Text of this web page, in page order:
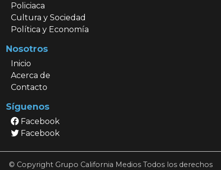
Policiaca
Cultura y Sociedad
Política y Economía
Nosotros
Inicio
Acerca de
Contacto
Síguenos
Facebook
Facebook
© Copyright Grupo California Medios Todos los derechos